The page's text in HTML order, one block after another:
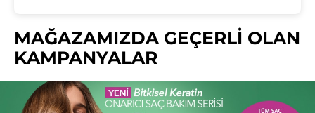
MAĞAZAMIZDA GEÇERLİ OLAN
KAMPANYALAR